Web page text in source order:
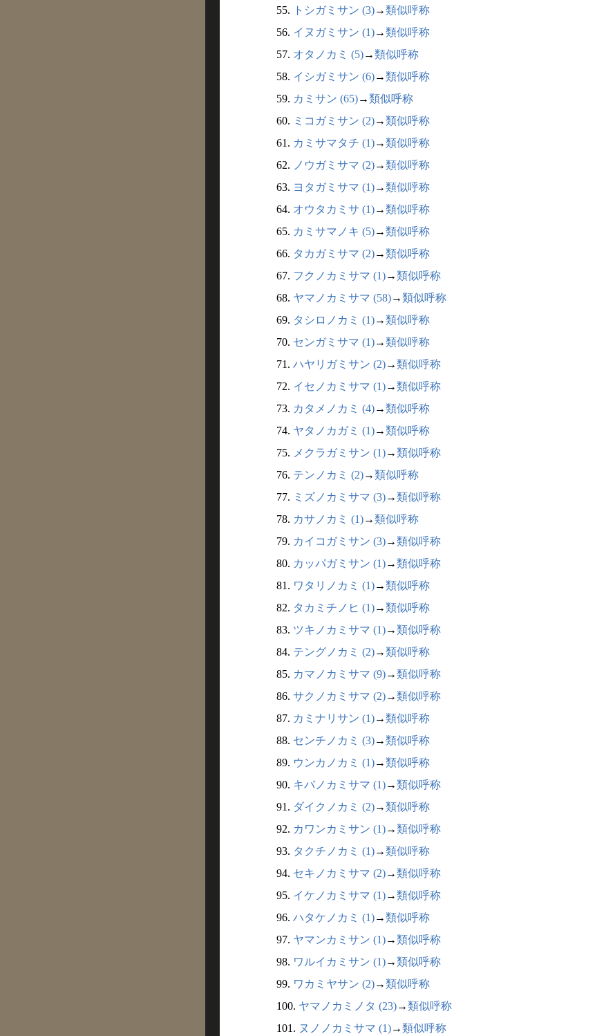
55.
トシガミサン (3)→類似呼称
56. イヌガミサン (1)→類似呼称
57. オタノカミ (5)→類似呼称
58. イシガミサン (6)→類似呼称
59. カミサン (65)→類似呼称
60. ミコガミサン (2)→類似呼称
61. カミサマタチ (1)→類似呼称
62. ノウガミサマ (2)→類似呼称
63. ヨタガミサマ (1)→類似呼称
64. オウタカミサ (1)→類似呼称
65. カミサマノキ (5)→類似呼称
66. タカガミサマ (2)→類似呼称
67. フクノカミサマ (1)→類似呼称
68. ヤマノカミサマ (58)→類似呼称
69. タシロノカミ (1)→類似呼称
70. センガミサマ (1)→類似呼称
71. ハヤリガミサン (2)→類似呼称
72. イセノカミサマ (1)→類似呼称
73. カタメノカミ (4)→類似呼称
74. ヤタノカガミ (1)→類似呼称
75. メクラガミサン (1)→類似呼称
76. テンノカミ (2)→類似呼称
77. ミズノカミサマ (3)→類似呼称
78. カサノカミ (1)→類似呼称
79. カイコガミサン (3)→類似呼称
80. カッパガミサン (1)→類似呼称
81. ワタリノカミ (1)→類似呼称
82. タカミチノヒ (1)→類似呼称
83. ツキノカミサマ (1)→類似呼称
84. テングノカミ (2)→類似呼称
85. カマノカミサマ (9)→類似呼称
86. サクノカミサマ (2)→類似呼称
87. カミナリサン (1)→類似呼称
88. センチノカミ (3)→類似呼称
89. ウンカノカミ (1)→類似呼称
90. キバノカミサマ (1)→類似呼称
91. ダイクノカミ (2)→類似呼称
92. カワンカミサン (1)→類似呼称
93. タクチノカミ (1)→類似呼称
94. セキノカミサマ (2)→類似呼称
95. イケノカミサマ (1)→類似呼称
96. ハタケノカミ (1)→類似呼称
97. ヤマンカミサン (1)→類似呼称
98. ワルイカミサン (1)→類似呼称
99. ワカミヤサン (2)→類似呼称
100. ヤマノカミノタ (23)→類似呼称
101. ヌノノカミサマ (1)→類似呼称